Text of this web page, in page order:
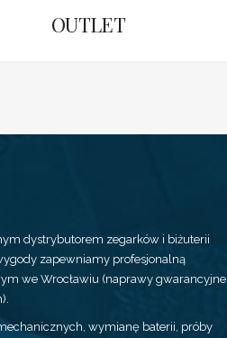
OUTLET
dystrybutorem zegarków i biżuterii
zapewniamy profesjonalną
we Wrocławiu (naprawy gwarancyjne
wymianę baterii, próby